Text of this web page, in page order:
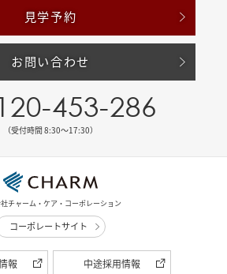
見学予約
お問い合わせ
453-286
（受付時間 8:30〜17:30）
チャーム・ケア・コーポレーション
コーポレートサイト
報 中途採用情報